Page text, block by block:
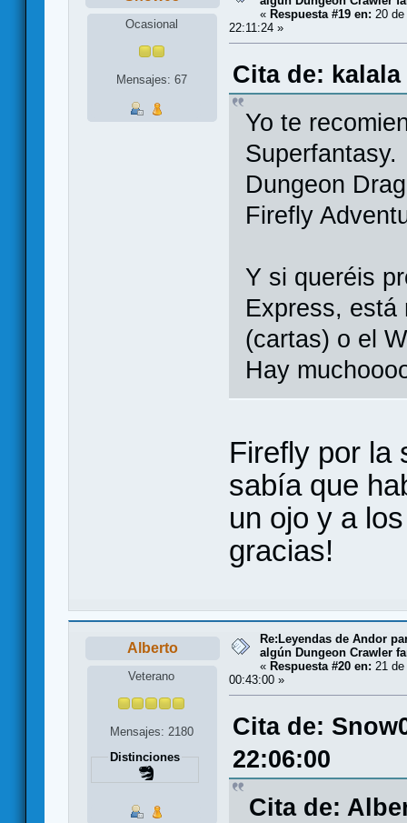
Ocasional
Mensajes: 67
« Respuesta #19 en: 20
22:11:24 »
Cita de: kalala
Yo te
Dungeon
Firefly
Y si queréis
Express, está
(cartas) o el
Hay
Firefly por la
sabía que
un ojo y a
gracias!
Alberto
Veterano
Mensajes: 2180
Distinciones
Re:Leyendas de Andor
algún Dungeon Crawler
« Respuesta #20 en: 21
00:43:00 »
Cita de:
22:06:00
Cita de: